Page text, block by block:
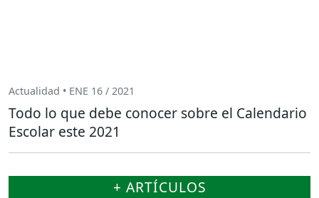
Actualidad • ENE 16 / 2021
Todo lo que debe conocer sobre el Calendario
Escolar este 2021
+ ARTÍCULOS